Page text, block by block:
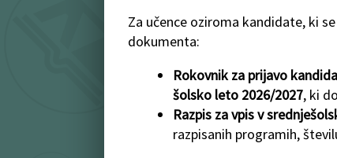
Za učence oziroma kandidate, ki
dokumenta:
Rokovnik za prijavo
šolsko leto 2026/2027, ki
Razpis za vpis v
razpisanih programih,